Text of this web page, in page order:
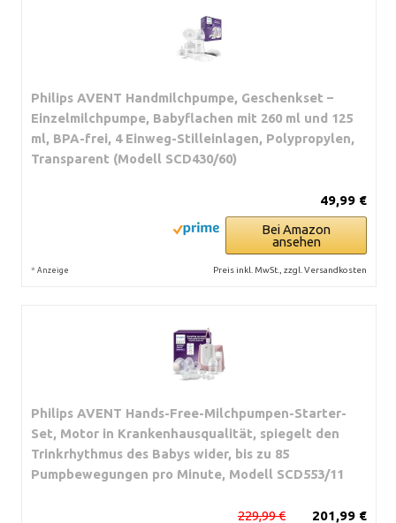
Philips AVENT Handmilchpumpe, Geschenkset –
Einzelmilchpumpe, Babyflachen mit 260 ml und 125
ml, BPA-frei, 4 Einweg-Stilleinlagen, Polypropylen,
Transparent (Modell SCD430/60)
49,99 €
Bei Amazon
ansehen
* Anzeige Preis inkl. MwSt., zzgl. Versandkosten
Philips AVENT Hands-Free-Milchpumpen-Starter-
Set, Motor in Krankenhausqualität, spiegelt den
Trinkrhythmus des Babys wider, bis zu 85
Pumpbewegungen pro Minute, Modell SCD553/11
201,99 €
229,99 €